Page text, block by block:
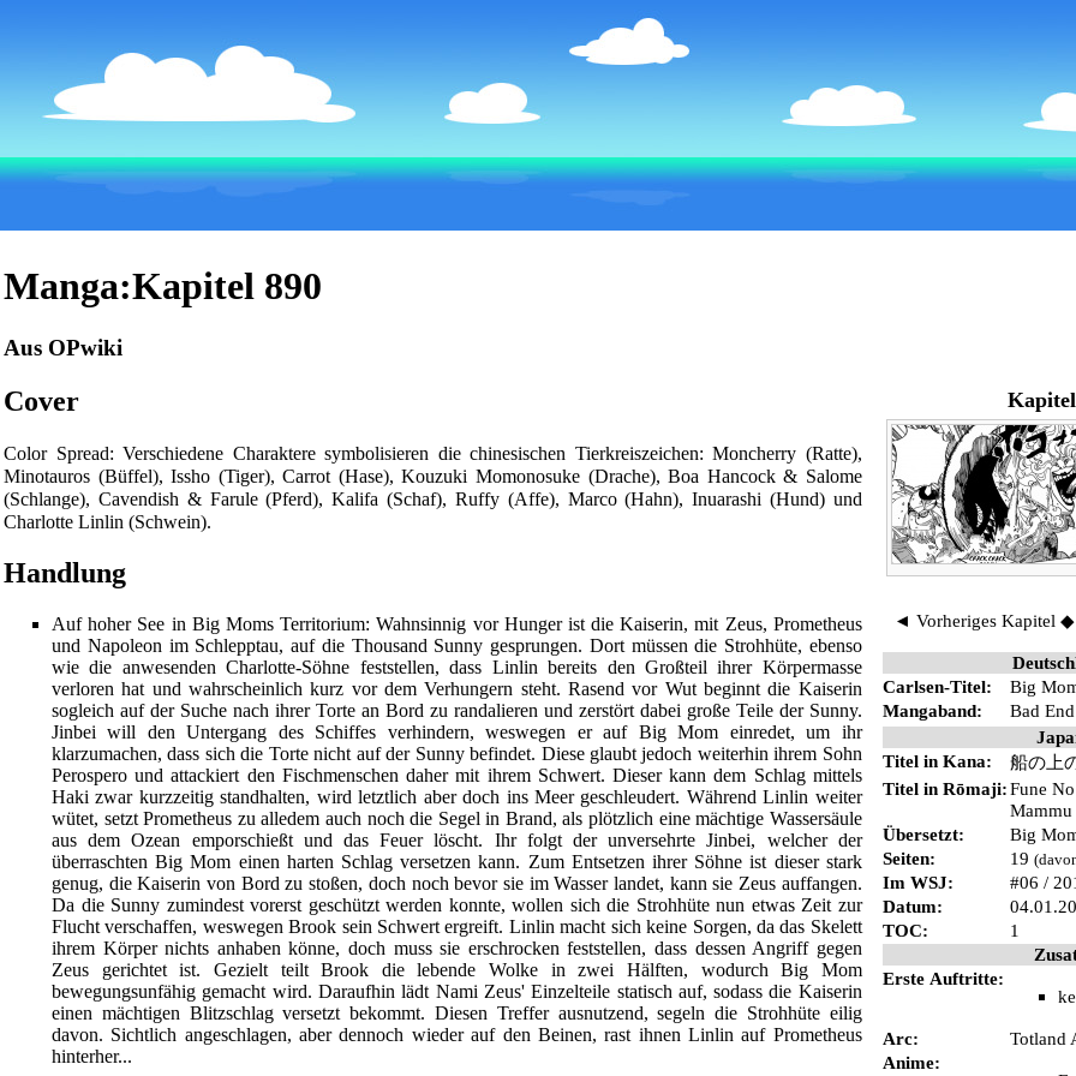
Manga:Kapitel 890
Aus OPwiki
◄ Vorheriges Kapitel
Carlsen-Titel:
Big
Mangaband:
Bad
Titel in Kana:
船の上
Titel in Rōmaji:Fune
Mammu
Übersetzt:
Big
Seiten:
19
Im WSJ:
#06 /
Datum:
TOC:
1
Erste Auftritte:
Arc:
Totland
Anime:
Cover
Color Spread: Verschiedene Charaktere symbolisieren die chinesischen Tierkreiszeichen:Moncherry (Ratte),
Minotauros (Büffel),Issho (Tiger),Carrot (Hase),Kouzuki Momonosuke (Drache),Boa Hancock& Salome
(Schlange), Cavendish & Farule(Pferd),Kalifa (Schaf), Ruffy(Affe), Marco(Hahn),Inuarashi (Hund) und
Charlotte Linlin (Schwein).
Handlung
Auf hoher See in Big MomsTerritorium: Wahnsinnig vor Hunger ist dieKaiserin, mit Zeus, Prometheus
und Napoleon im Schlepptau, auf die Thousand Sunny gesprungen. Dort müssen die Strohhüte, ebenso
wie die anwesenden Charlotte-Söhne feststellen, dass Linlin bereits den Großteil ihrer Körpermasse
verloren hat und wahrscheinlich kurz vor dem Verhungern steht. Rasend vor Wut beginnt die Kaiserin
sogleich auf der Suche nach ihrer Torte an Bord zu randalieren und zerstört dabei große Teile der Sunny.
Jinbei will den Untergang des Schiffes verhindern, weswegen er auf Big Mom einredet, um ihr
klarzumachen, dass sich die Torte nicht auf der Sunny befindet. Diese glaubt jedoch weiterhin ihrem Sohn
Perospero undattackiert den Fischmenschen daher mit ihrem Schwert. Dieser kann dem Schlag mittels
Haki zwar kurzzeitigstandhalten, wird letztlich aber doch ins Meer geschleudert. Während Linlin weiter
wütet, setzt Prometheus zu alledem auch noch die Segel in Brand, als plötzlich eine mächtige Wassersäule
aus dem Ozean emporschießt und das Feuer löscht. Ihr folgt der unversehrte Jinbei, welcher der
überraschten Big Mom einen harten Schlag versetzen kann. Zum Entsetzen ihrer Söhne ist dieser stark
genug, die Kaiserin von Bord zu stoßen, doch noch bevor sie im Wasser landet, kann sie Zeus auffangen.
Da die Sunny zumindest vorerst geschützt werden konnte, wollen sich die Strohhüte nun etwas Zeit zur
Flucht verschaffen, weswegenBrook sein Schwert ergreift. Linlin macht sich keine Sorgen, da das Skelett
ihrem Körper nichts anhaben könne, doch muss sie erschrocken feststellen, dass dessen Angriff gegen
Zeus gerichtet ist. Gezielt teilt Brook die lebende Wolke in zwei Hälften, wodurch Big Mom
bewegungsunfähig gemacht wird. Daraufhin lädt Nami Zeus' Einzelteile statisch auf, sodass die Kaiserin
einen mächtigen Blitzschlag versetzt bekommt. Diesen Treffer ausnutzend, segeln die Strohhüte eilig
davon. Sichtlich angeschlagen, aber dennoch wieder auf den Beinen, rast ihnen Linlin auf Prometheus
hinterher...